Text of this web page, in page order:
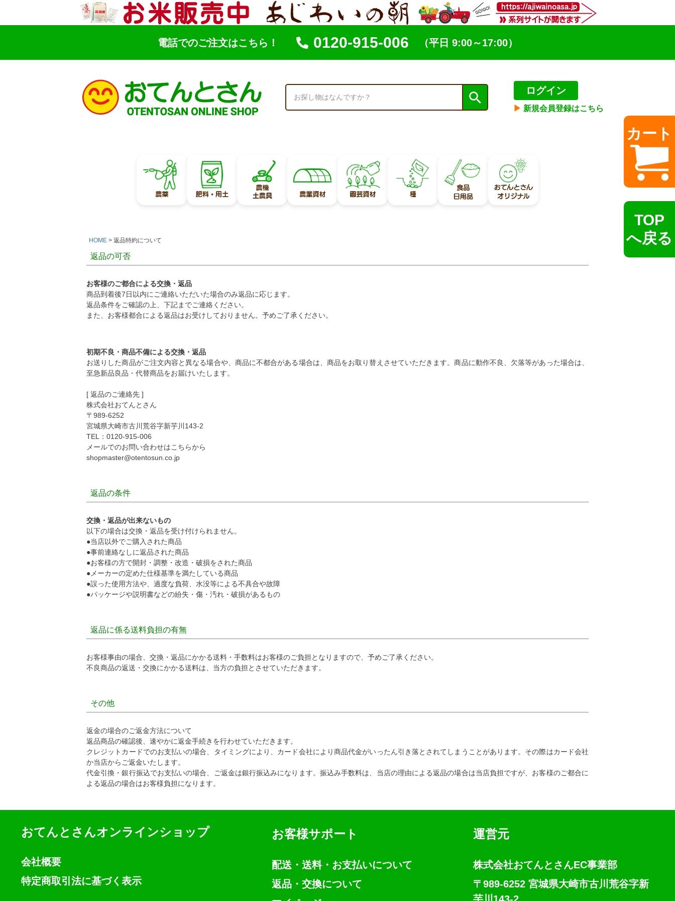
電話でのご注文はこちら！ 0120-915-006 （平日 9:00～17:00）
検索
ログイン
▶︎ 新規会員登録はこちら
カート
TOP
へ戻る
HOME 返品特約について
返品の可否
お客様のご都合による交換・返品
商品到着後7日以内にご連絡いただいた場合のみ返品に応じます。
返品条件をご確認の上、下記までご連絡ください。
また、お客様都合による返品はお受けしておりません。予めご了承ください。
初期不良・商品不備による交換・返品
お送りした商品がご注文内容と異なる場合や、商品に不都合がある場合は、商品をお取り替えさせていただきます。商品に動作不良、欠落等があった場合は、
至急新品良品・代替商品をお届けいたします。
[ 返品のご連絡先 ]
株式会社おてんとさん
〒989-6252
宮城県大崎市古川荒谷字新芋川143-2
TEL：0120-915-006
メールでのお問い合わせはこちらから
shopmaster@otentosun.co.jp
返品の条件
交換・返品が出来ないもの
以下の場合は交換・返品を受け付けられません。
●当店以外でご購入された商品
●事前連絡なしに返品された商品
●お客様の方で開封・調整・改造・破損をされた商品
●メーカーの定めた仕様基準を満たしている商品
●誤った使用方法や、過度な負荷、水没等による不具合や故障
●パッケージや説明書などの紛失・傷・汚れ・破損があるもの
返品に係る送料負担の有無
お客様事由の場合、交換・返品にかかる送料・手数料はお客様のご負担となりますので、予めご了承ください。
不良商品の返送・交換にかかる送料は、当方の負担とさせていただきます。
その他
返金の場合のご返金方法について
返品商品の確認後、速やかに返金手続きを行わせていただきます。
クレジットカードでのお支払いの場合、タイミングにより、カード会社により商品代金がいったん引き落とされてしまうことがあります。その際はカード会社
か当店からご返金いたします。
代金引換・銀行振込でお支払いの場合、ご返金は銀行振込みになります。振込み手数料は、当店の理由による返品の場合は当店負担ですが、お客様のご都合に
よる返品の場合はお客様負担になります。
おてんとさんオンラインショップ
会社概要
特定商取引法に基づく表示
お客様サポート
配送・送料・お支払いについて
返品・交換について
運営元
株式会社おてんとさんEC事業部
〒989-6252 宮城県大崎市古川荒谷字新